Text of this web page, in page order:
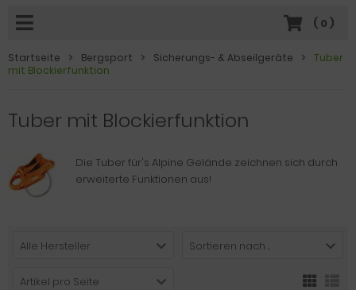
( 0 )
Startseite Bergsport Sicherungs- & Abseilgeräte
Tuber
mit Blockierfunktion
Tuber mit Blockierfunktion
Die Tuber für's Alpine Gelände zeichnen sich durch
erweiterte Funktionen aus!
Alle Hersteller Sortieren nach ...
Artikel pro Seite